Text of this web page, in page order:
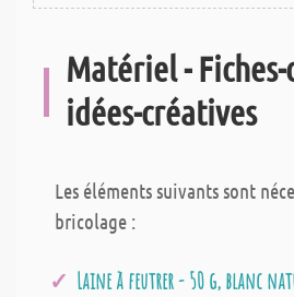
Matériel -
idées-créatives
Les éléments suivants sont
bricolage :
Laine à feutrer - 50 g, blanc